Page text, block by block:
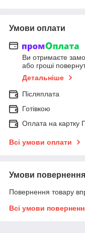
Умови оплати
Ви отримаєте
або гроші
Детальніше
Післяплата
Готівкою
Оплата на картку
Всі умови оплати
Умови повернення
Повернення товару
Всі умови